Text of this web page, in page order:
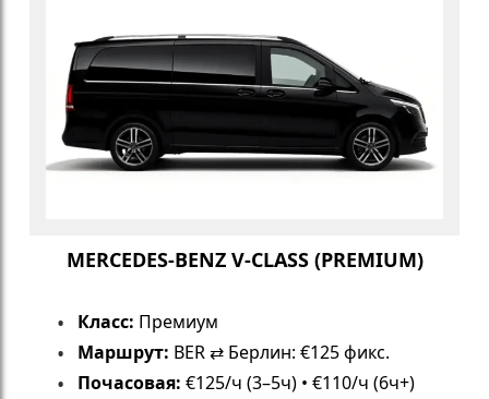
MERCEDES-BENZ V-CLASS (PREMIUM)
Класс: Премиум
Маршрут: BER ⇄ Берлин: €125 фикс.
Почасовая: €125/ч (3–5ч) • €110/ч (6ч+)